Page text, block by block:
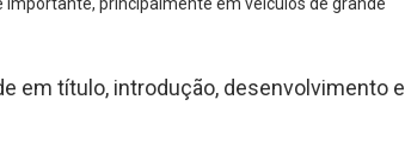
em título, introdução, desenvolvimento e